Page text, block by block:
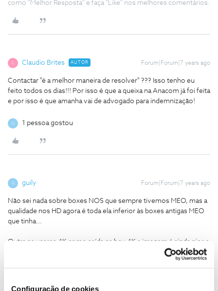
Configuração de cookies
como "Melhor Resposta" e faça "Like" nos melhores comentários.
C Claudio Brites AUTOR Forum|Forum|7 years ago
Contactar "é a melhor maneira de resolver" ??? Isso tenho eu
feito todos os dias!!! Por isso é que a queixa na Anacom já foi feita
e por isso é que amanha vai de advogado para indemnização!
G 1 pessoa gostou
G guily Forum|Forum|7 years ago
Não sei nada sobre boxes NOS que sempre tivemos MEO, mas a
qualidade nos HD agora é toda ela inferior às boxes antigas MEO
que tinha...
Outra se usares 4K como saída na box 4K a imagem é ainda pior e
com menos detalhe que usar qualidade HD, pelo que vejo a TV
samsung 4K que tenho baratinha tem um upscaler muito melhor